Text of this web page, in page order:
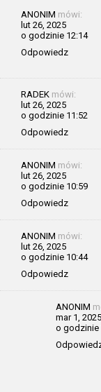
ANONIM mówi:
lut 26, 2025
o godzinie 12:14
Odpowiedz
RADEK mówi:
lut 26, 2025
o godzinie 11:52
Odpowiedz
ANONIM mówi:
lut 26, 2025
o godzinie 10:59
Odpowiedz
ANONIM mówi:
lut 26, 2025
o godzinie 10:44
Odpowiedz
ANONIM
mar 1, 2025
o godzinie